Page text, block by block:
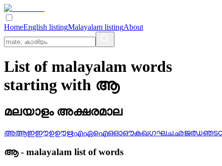
HomeEnglish listingMalayalam listingAbout
List of malayalam words
starting with ആ
മലയാളം അക്ഷരമാല
അആഇഈഉഊഋഎഏഐഒഓഔകഖഗഘചഛജഝഞട
ആ- malayalam list of words